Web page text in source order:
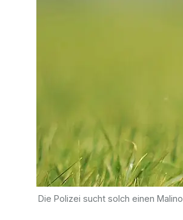
Die Polizei sucht solch einen